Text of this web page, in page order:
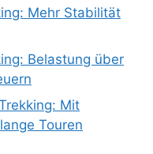
Mehr Stabilität
Belastung über
Mit
Touren